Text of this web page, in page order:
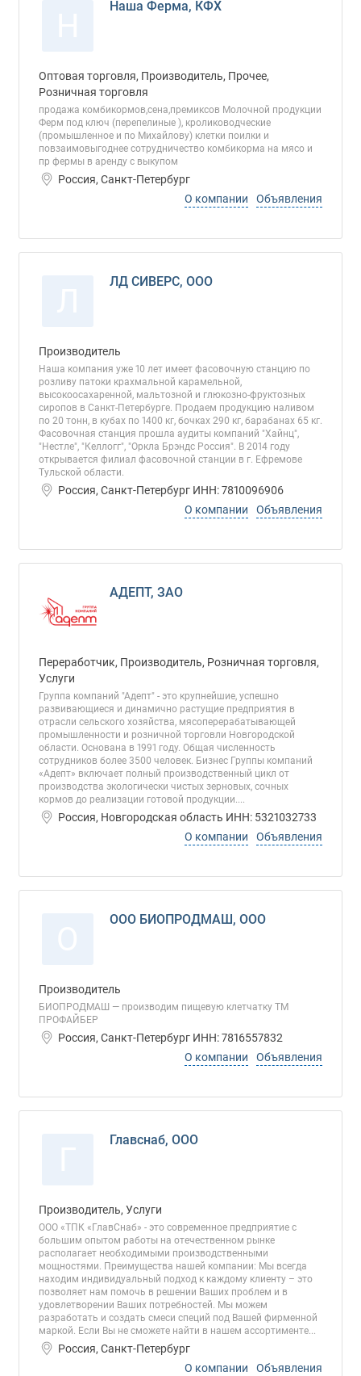
Наша Ферма, КФХ
Оптовая торговля, Производитель, Прочее,
Розничная торговля
продажа комбикормов,сена,премиксов Молочной продукции
Ферм под ключ (перепелиные ), кролиководческие
(промышленное и по Михайлову) клетки поилки и
повзаимовыгоднее сотрудничество комбикорма на мясо и
пр фермы в аренду с выкупом
Россия, Санкт-Петербург
О компании
Объявления
ЛД СИВЕРС, ООО
Производитель
Наша компания уже 10 лет имеет фасовочную станцию по
розливу патоки крахмальной карамельной,
высокоосахаренной, мальтозной и глюкозно-фруктозных
сиропов в Санкт-Петербурге. Продаем продукцию наливом
по 20 тонн, в кубах по 1400 кг, бочках 290 кг, барабанах 65 кг.
Фасовочная станция прошла аудиты компаний "Хайнц",
"Нестле", "Келлогг", "Оркла Брэндс Россия". В 2014 году
открывается филиал фасовочной станции в г. Ефремове
Тульской области.
Россия, Санкт-Петербург ИНН: 7810096906
О компании
Объявления
АДЕПТ, ЗАО
Переработчик, Производитель, Розничная торговля,
Услуги
Группа компаний "Адепт" - это крупнейшие, успешно
развивающиеся и динамично растущие предприятия в
отрасли сельского хозяйства, мясоперерабатывающей
промышленности и розничной торговли Новгородской
области. Основана в 1991 году. Общая численность
сотрудников более 3500 человек. Бизнес Группы компаний
«Адепт» включает полный производственный цикл от
производства экологически чистых зерновых, сочных
кормов до реализации готовой продукции....
Россия, Новгородская область ИНН: 5321032733
О компании
Объявления
ООО БИОПРОДМАШ, ООО
Производитель
БИОПРОДМАШ — производим пищевую клетчатку ТМ
ПРОФАЙБЕР
Россия, Санкт-Петербург ИНН: 7816557832
О компании
Объявления
Главснаб, ООО
Производитель, Услуги
ООО «ТПК «ГлавСнаб» - это современное предприятие с
большим опытом работы на отечественном рынке
располагает необходимыми производственными
мощностями. Преимущества нашей компании: Мы всегда
находим индивидуальный подход к каждому клиенту – это
позволяет нам помочь в решении Ваших проблем и в
удовлетворении Ваших потребностей. Мы можем
разработать и создать смеси специй под Вашей фирменной
маркой. Если Вы не сможете найти в нашем ассортименте...
Россия, Санкт-Петербург
О компании
Объявления